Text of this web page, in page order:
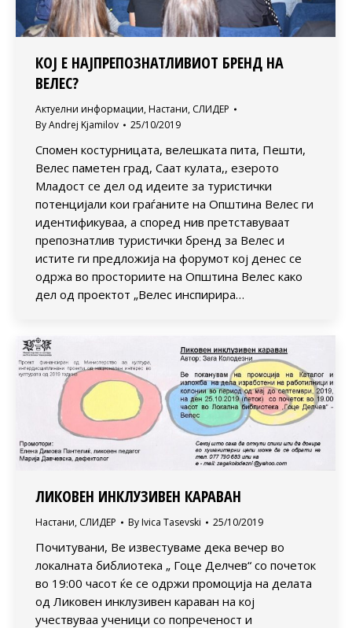
КОЈ Е НАЈПРЕПОЗНАТЛИВИОТ БРЕНД НА
ВЕЛЕС?
Актуелни информации, Настани, СЛИДЕР
ByAndrej Kjamilov 25/10/2019
Спомен костурницата, велешката пита, Пешти,
Велес паметен град, Саат кулата,, езерото
Младост се дел од идеите за туристички
потенцијали кои граѓаните на Општина Велес ги
идентификуваа, а според нив претставуваат
препознатлив туристички бренд за Велес и
истите ги предложија на форумот кој денес се
одржа во просториите на Општина Велес како
дел од проектот „Велес инспирира…
ЛИКОВЕН ИНКЛУЗИВЕН КАРАВАН
Настани, СЛИДЕР By Ivica Tasevski 25/10/2019
Почитувани, Ве известуваме дека вечер во
локалната библиотека „ Гоце Делчев“ со почеток
во 19:00 часот ќе се одржи промоција на делата
од Ликовен инклузивен караван на кој
учествуваа ученици со попреченост и